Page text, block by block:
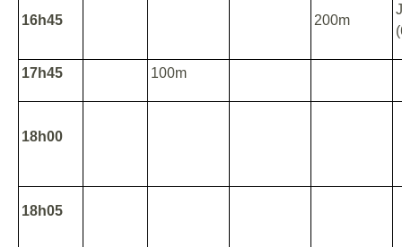
16h45 200m
17h45 100m
18h00
18h05